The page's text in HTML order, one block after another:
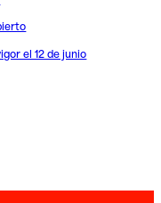
el 12 de junio